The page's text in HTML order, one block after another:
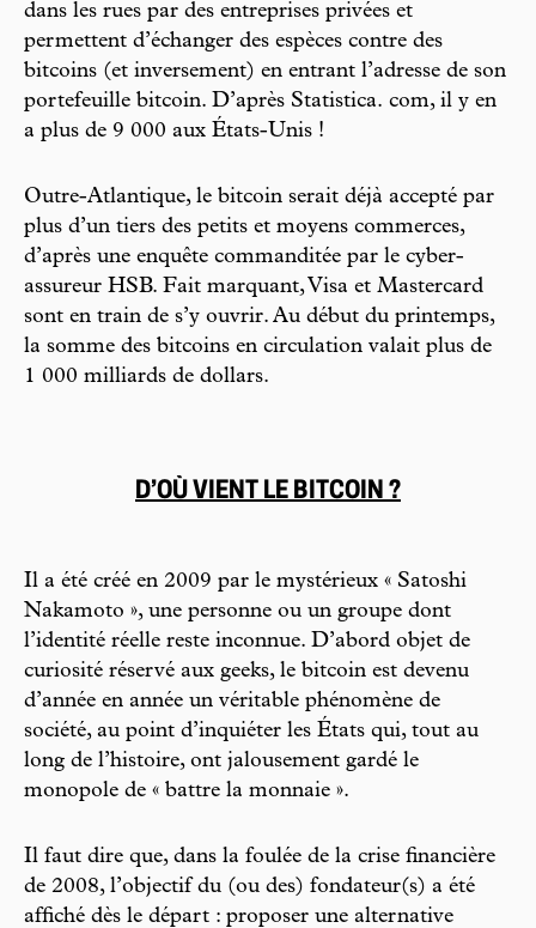
dans les rues par des entreprises privées et
permettent d’échanger des espèces contre des
bitcoins (et inversement) en entrant l’adresse de son
portefeuille bitcoin. D’après Statistica. com, il y en
a plus de 9 000 aux États-Unis !
Outre-Atlantique, le bitcoin serait déjà accepté par
plus d’un tiers des petits et moyens commerces,
d’après une enquête commanditée par le cyber-
assureur HSB. Fait marquant, Visa et Mastercard
sont en train de s’y ouvrir. Au début du printemps,
la somme des bitcoins en circulation valait plus de
1 000 milliards de dollars.
D’OÙ VIENT LE BITCOIN ?
Il a été créé en 2009 par le mystérieux « Satoshi
Nakamoto », une personne ou un groupe dont
l’identité réelle reste inconnue. D’abord objet de
curiosité réservé aux geeks, le bitcoin est devenu
d’année en année un véritable phénomène de
société, au point d’inquiéter les États qui, tout au
long de l’histoire, ont jalousement gardé le
monopole de « battre la monnaie ».
Il faut dire que, dans la foulée de la crise financière
de 2008, l’objectif du (ou des) fondateur(s) a été
affiché dès le départ : proposer une alternative